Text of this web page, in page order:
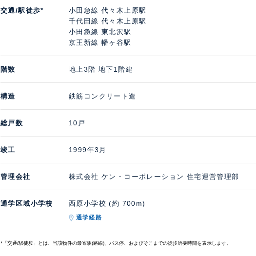
交通/駅徒歩*
小田急線 代々木上原駅
千代田線 代々木上原駅
小田急線 東北沢駅
京王新線 幡ヶ谷駅
階数 地上3階 地下1階建
構造 鉄筋コンクリート造
総戸数 10戸
竣工 1999年3月
管理会社 株式会社 ケン・コーポレーション 住宅運営管理部
通学区域小学校 西原小学校 (約 700m)
通学経路
*「交通/駅徒歩」とは、当該物件の最寄駅(路線)、バス停、およびそこまでの徒歩所要時間を表示します。